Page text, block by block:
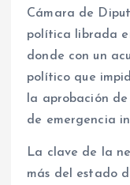
Cámara de
política librada
donde con un
político que
la aprobación
de emergencia
La clave de la
más del estado